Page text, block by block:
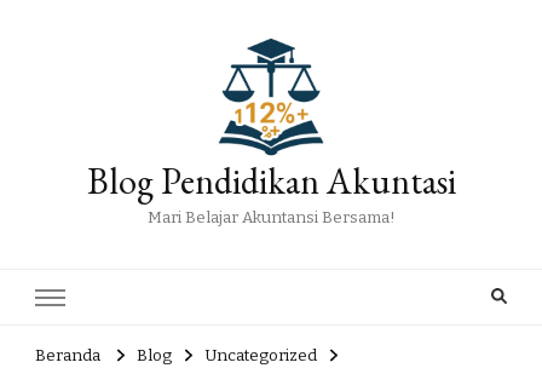
Blog Pendidikan Akuntasi
Mari Belajar Akuntansi Bersama!
Beranda Blog
Uncategorized